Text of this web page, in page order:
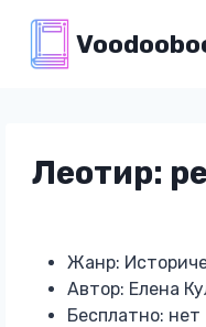
содержимому
Леотир:
Жанр:
Автор: Елена
Бесплатно: нет